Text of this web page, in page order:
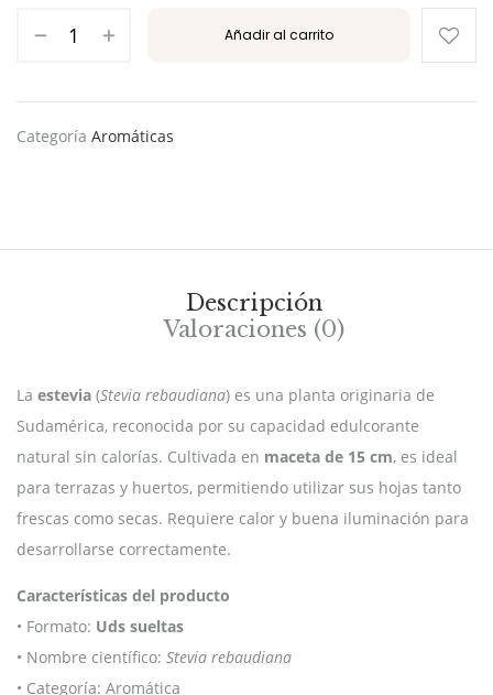
Añadir al carrito
Categoría Aromáticas
Descripción
Valoraciones (0)
La estevia (Stevia rebaudiana) es una planta originaria de
Sudamérica, reconocida por su capacidad edulcorante
natural sin calorías. Cultivada en maceta de 15 cm, es ideal
para terrazas y huertos, permitiendo utilizar sus hojas tanto
frescas como secas. Requiere calor y buena iluminación para
desarrollarse correctamente.
Características del producto
• Formato: Uds sueltas
• Nombre científico: Stevia rebaudiana
• Categoría: Aromática